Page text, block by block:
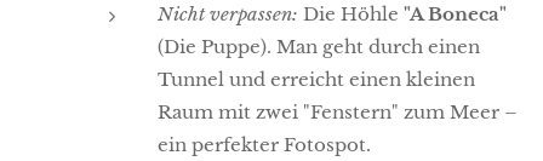
Nicht verpassen: Die Höhle "A Boneca"
(Die Puppe). Man geht durch einen
Tunnel und erreicht einen kleinen
Raum mit zwei "Fenstern" zum Meer –
ein perfekter Fotospot.